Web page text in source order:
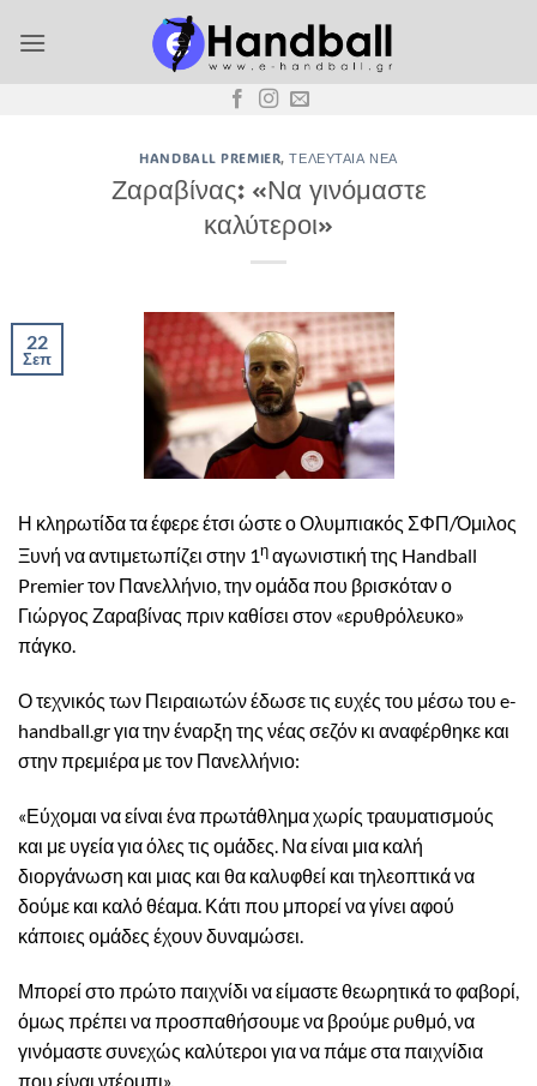
στο
HANDBALL PREMIER,ΤΕΛΕΥΤΑΊΑ ΝΈΑ
Ζαραβίνας: «Να γινόμαστε
καλύτεροι»
22
Σεπ
Η κληρωτίδα τα έφερε έτσι ώστε ο Ολυμπιακός ΣΦΠ/Όμιλος
Ξυνή να αντιμετωπίζει στην 1ηαγωνιστική της Handball
Premier τον Πανελλήνιο, την ομάδα που βρισκόταν ο
Γιώργος Ζαραβίνας πριν καθίσει στον «ερυθρόλευκο»
πάγκο.
Ο τεχνικός των Πειραιωτών έδωσε τις ευχές του μέσω του e-
handball.gr για την έναρξη της νέας σεζόν κι αναφέρθηκε και
στην πρεμιέρα με τον Πανελλήνιο:
«Εύχομαι να είναι ένα πρωτάθλημα χωρίς τραυματισμούς
και με υγεία για όλες τις ομάδες. Να είναι μια καλή
διοργάνωση και μιας και θα καλυφθεί και τηλεοπτικά να
δούμε και καλό θέαμα. Κάτι που μπορεί να γίνει αφού
κάποιες ομάδες έχουν δυναμώσει.
Μπορεί στο πρώτο παιχνίδι να είμαστε θεωρητικά το φαβορί,
όμως πρέπει να προσπαθήσουμε να βρούμε ρυθμό, να
γινόμαστε συνεχώς καλύτεροι για να πάμε στα παιχνίδια
που είναι ντέρμπι».